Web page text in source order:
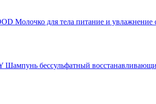
Молочко для тела питание и увлажнение
бессульфатный